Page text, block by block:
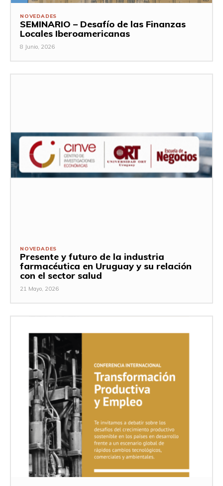
NOVEDADES
SEMINARIO – Desafío de las Finanzas
Locales Iberoamericanas
8 Junio, 2026
NOVEDADES
Presente y futuro de la industria
farmacéutica en Uruguay y su relación
con el sector salud
21 Mayo, 2026